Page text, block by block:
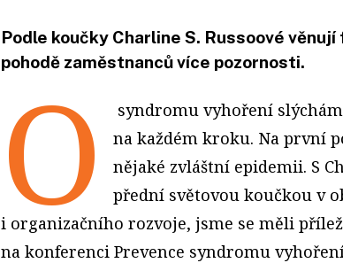
Podle koučky Charline S. Russoové
pohodě zaměstnanců více pozornosti.
O
syndromu vyhoření
na každém kroku. Na první
nějaké zvláštní epidemii. S
přední světovou koučkou v
i organizačního rozvoje, jsme se měli
na konferenci Prevence syndromu